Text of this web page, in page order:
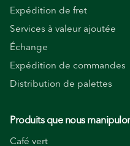
Expédition de fret
Services à valeur ajoutée
Échange
Expédition de commandes
Distribution de palettes
Produits que nous
Café vert